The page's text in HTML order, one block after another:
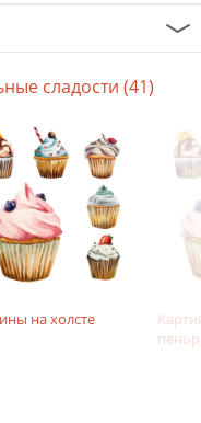
сладости (41)
на холсте